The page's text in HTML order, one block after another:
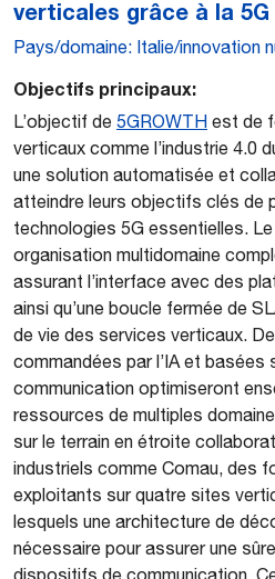
verticales grâce à la 5G
Pays/domaine: Italie/innovation
Objectifs principaux:
L’objectif de 5GROWTH est de
verticaux comme l’industrie 4.0
une solution automatisée et
atteindre leurs objectifs clés de
technologies 5G essentielles.
organisation multidomaine
assurant l’interface avec des
ainsi qu’une boucle fermée de
de vie des services verticaux.
commandées par l’IA et basées
communication optimiseront
ressources de multiples
sur le terrain en étroite
industriels comme Comau, des
exploitants sur quatre sites
lesquels une architecture de
nécessaire pour assurer une
dispositifs de communication.